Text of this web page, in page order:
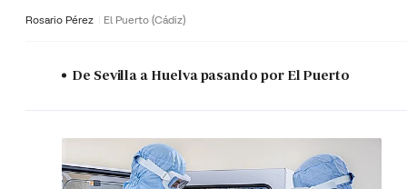
Rosario Pérez El Puerto (Cádiz)
De Sevilla a Huelva pasando por El Puerto